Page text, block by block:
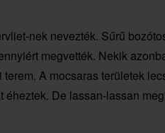
nek nevezték. Sűrű
megvették. Nekik
A mocsaras területek
De lassan-lassan